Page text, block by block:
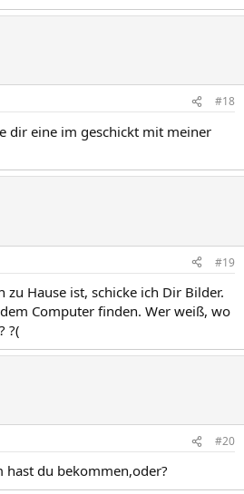
#18
dir eine im geschickt mit meiner
#19
zu Hause ist, schicke ich Dir Bilder.
Computer finden. Wer weiß, wo
?(
#20
du bekommen,oder?